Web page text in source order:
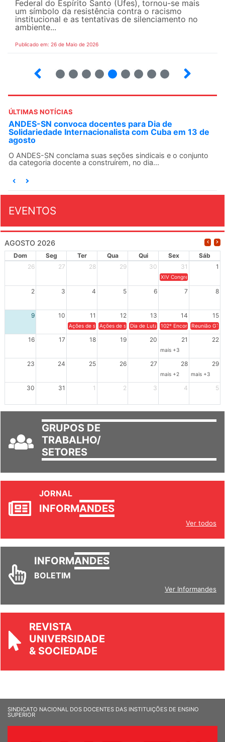
Federal do Espírito Santo (Ufes), tornou-se mais
um símbolo da resistência contra o racismo
institucional e as tentativas de silenciamento no
ambiente...
Publicado em: 26 de Maio de 2026
ÚLTIMAS NOTÍCIAS
ANDES-SN convoca docentes para Dia de
Solidariedade Internacionalista com Cuba em 13 de
agosto
O ANDES-SN conclama suas seções sindicais e o conjunto
da categoria docente a construírem, no dia...
EVENTOS
AGOSTO 2026
Dom Seg Ter Qua Qui Sex
Sáb
26
27 28 29 30 31 1
XIV Congresso Brasileiro
2 3 4 5 6 7 8
9 10 11 12 13 14 15
Ações de solidariedade a Cuba no Rio Grande do Sul - 100
Ações de solidariedade a Cuba no Rio Grande do
Dia de Luta em Defesa de Cuba e da
102º Encontro da
Reunião
16 17 18 19 20 21 22
mais +3
23 24 25 26 27 28 29
mais +2 mais +3
30 31 1 2 3 4 5
GRUPOS DE
TRABALHO/
SETORES
JORNAL
INFORMANDES
Ver todos
INFORMANDES
BOLETIM
Ver Informandes
REVISTA
UNIVERSIDADE
& SOCIEDADE
SINDICATO NACIONAL DOS DOCENTES DAS INSTITUIÇÕES DE ENSINO
SUPERIOR